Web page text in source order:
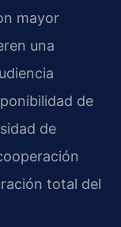
mayor
una
de
de
total del